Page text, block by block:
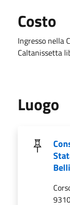
Costo
Ingresso nella
Caltanissetta
Luogo